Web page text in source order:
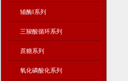
辅酶Ⅰ系列
三羧酸循环系列
蔗糖系列
氧化磷酸化系列